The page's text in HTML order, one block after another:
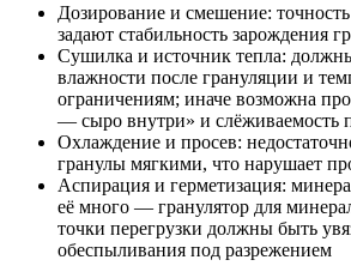
Дозирование и смешение:
задают стабильность зарождения
Сушилка и источник тепла: должны
влажности после грануляции и
ограничениям; иначе возможна
— сыро внутри» и слёживаемость
Охлаждение и просев:
гранулы мягкими, что нарушает
Аспирация и герметизация:
её много — гранулятор для
точки перегрузки должны быть
обеспыливания под разрежением